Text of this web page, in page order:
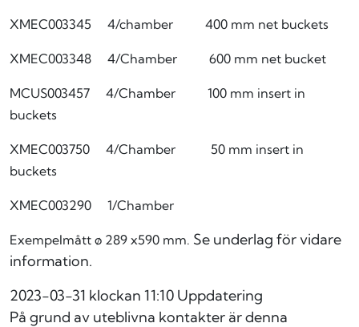
XMEC003345 4/chamber 400 mm net buckets
XMEC003348 4/Chamber 600 mm net bucket
MCUS003457 4/Chamber 100 mm insert in
buckets
XMEC003750 4/Chamber 50 mm insert in
buckets
XMEC003290 1/Chamber
Exempelmått ø 289 x590 mm. Se underlag för vidare
information.
2023-03-31 klockan 11:10 Uppdatering
På grund av uteblivna kontakter är denna